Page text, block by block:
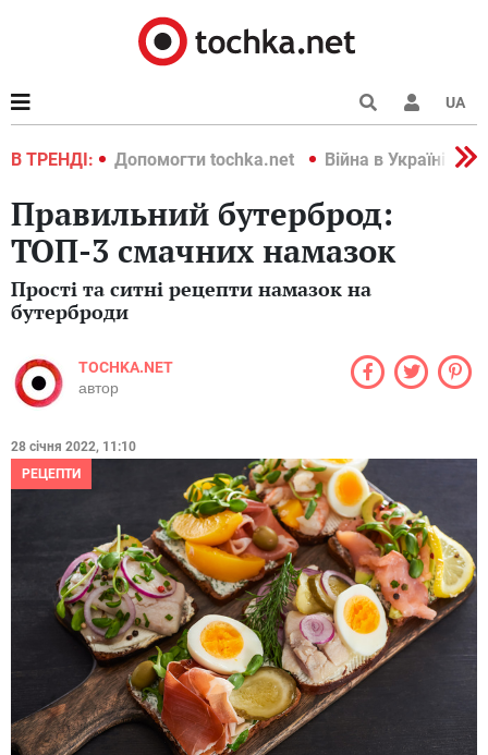
UA
В ТРЕНДІ:
2022 Допомогти tochka.net Війна в Україні 2022
Правильний бутерброд:
ТОП-3 смачних намазок
Прості та ситні рецепти намазок на
бутерброди
TOCHKA.NET
автор
28 січня 2022, 11:10
РЕЦЕПТИ